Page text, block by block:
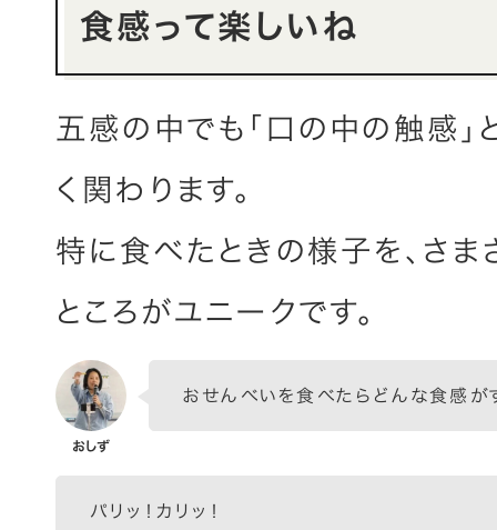
食感って楽しいね
五感の中でも「口の中の触感」
く関わります。
特に食べたときの様子を、さ
ところがユニークです。
おせんべいを食べたらどんな食感が
パリッ！カリッ！